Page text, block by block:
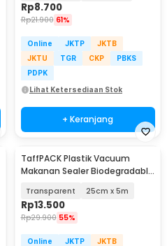
Rp8.700
Rp21.900 61%
Online JKTP
JKTB
JKTU
TGR CKP
PBKS
PDPK
Lihat Ketersediaan Stok
+ Keranjang
TaffPACK Plastik Vacuum
Makanan Sealer Biodegradable
Transparent 25cm x 5m
Rp13.500
Rp29.900 55%
Online JKTP
JKTB